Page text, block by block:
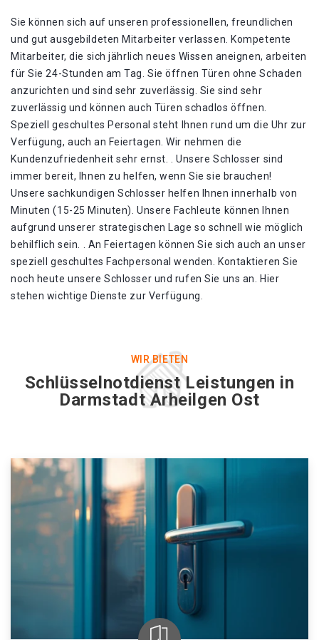
Sie können sich auf unseren professionellen, freundlichen
und gut ausgebildeten Mitarbeiter verlassen. Kompetente
Mitarbeiter, die sich jährlich neues Wissen aneignen, arbeiten
für Sie 24-Stunden am Tag. Sie öffnen Türen ohne Schaden
anzurichten und sind sehr zuverlässig. Sie sind sehr
zuverlässig und können auch Türen schadlos öffnen.
Speziell geschultes Personal steht Ihnen rund um die Uhr zur
Verfügung, auch an Feiertagen. Wir nehmen die
Kundenzufriedenheit sehr ernst. . Unsere Schlosser sind
immer bereit, Ihnen zu helfen, wenn Sie sie brauchen!
Unsere sachkundigen Schlosser helfen Ihnen innerhalb von
Minuten (15-25 Minuten). Unsere Fachleute können Ihnen
aufgrund unserer strategischen Lage so schnell wie möglich
behilflich sein. . An Feiertagen können Sie sich auch an unser
speziell geschultes Fachpersonal wenden. Kontaktieren Sie
noch heute unsere Schlosser und rufen Sie uns an. Hier
stehen wichtige Dienste zur Verfügung.
WIR BIETEN
Schlüsselnotdienst Leistungen in
Darmstadt Arheilgen Ost